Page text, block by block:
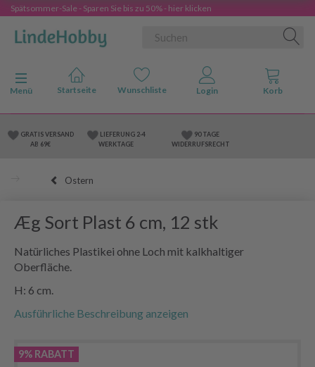
Spätsommer-Sale - Sparen Sie bis zu 50% - hier klicken
Anzeige ändern
Menü
GRATIS VERSAND
AB 69€
LIEFERUNG 2-4
WERKTAGE
90 TAGE
WIDERRUFSRECHT
Ostern
Æg Sort Plast 6 cm, 12 stk
Natürliches Plastikei ohne Loch mit kalkhaltiger
Oberfläche.
H: 6 cm.
Ausführliche Beschreibung anzeigen
9% RABATT